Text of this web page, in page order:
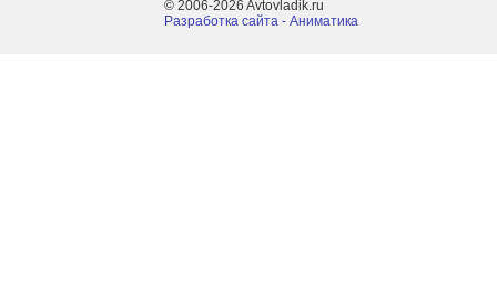
© 2006-2026 Avtovladik.ru
Разработка сайта - Aниматика